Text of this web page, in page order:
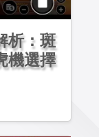
析：斑
機選擇